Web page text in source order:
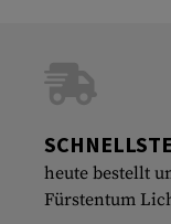
heute bestellt
Fürstentum